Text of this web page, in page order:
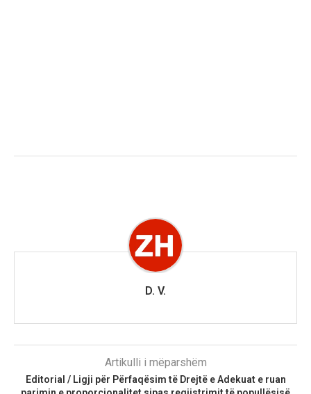
D. V.
Artikulli i mëparshëm
Editorial / Ligji për Përfaqësim të Drejtë e Adekuat e ruan